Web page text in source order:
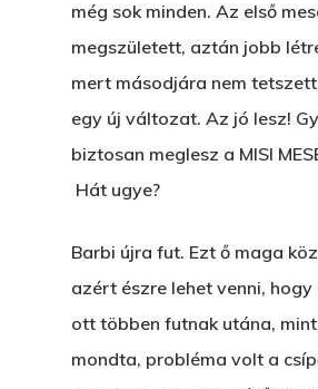
még sok minden. Az első
megszületett, aztán jobb
mert másodjára nem
egy új változat. Az jó lesz!
biztosan meglesz a MISI
Hát ugye?
Barbi újra fut. Ezt ő maga
azért észre lehet venni, hogy
ott többen futnak utána,
mondta, probléma volt a